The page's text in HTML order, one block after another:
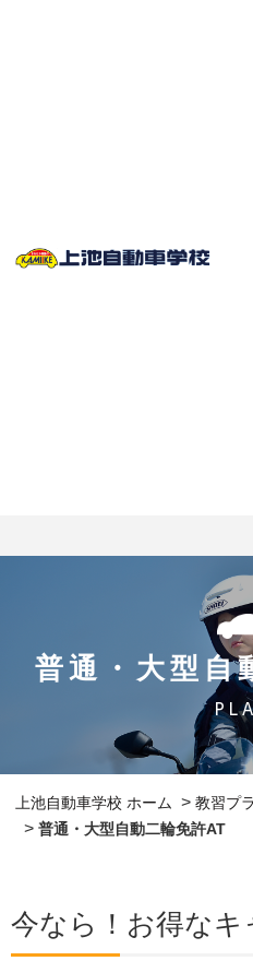
普通・大型自
上池自動車学校 ホーム >教習プ
>普通・大型自動二輪免許AT
今なら！お得なキ